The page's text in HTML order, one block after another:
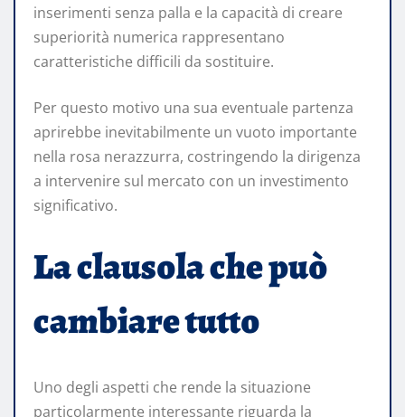
inserimenti senza palla e la capacità di creare
superiorità numerica rappresentano
caratteristiche difficili da sostituire.
Per questo motivo una sua eventuale partenza
aprirebbe inevitabilmente un vuoto importante
nella rosa nerazzurra, costringendo la dirigenza
a intervenire sul mercato con un investimento
significativo.
La clausola che può
cambiare tutto
Uno degli aspetti che rende la situazione
particolarmente interessante riguarda la